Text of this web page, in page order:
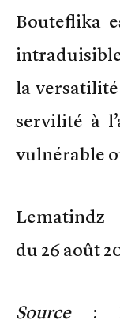
Bouteflika
la
servilité à
vulnérable
Lematindz
du 26 août
Source :